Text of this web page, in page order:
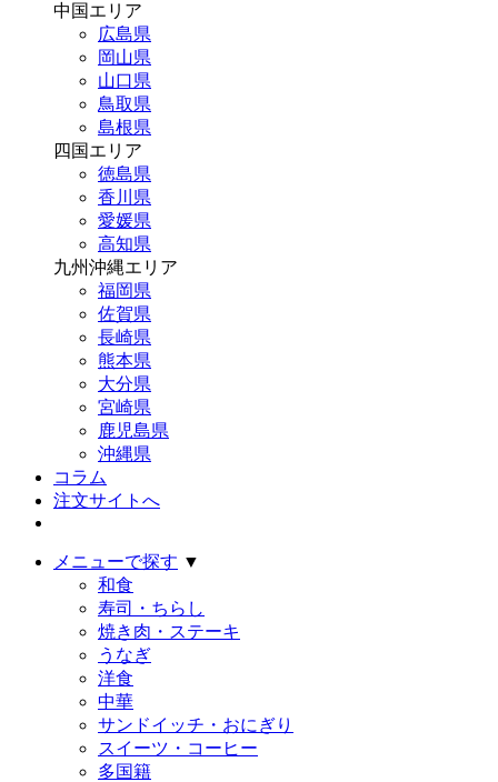
中国エリア
広島県
岡山県
山口県
鳥取県
島根県
四国エリア
徳島県
香川県
愛媛県
高知県
九州沖縄エリア
福岡県
佐賀県
長崎県
熊本県
大分県
宮崎県
鹿児島県
沖縄県
コラム
注文サイトへ
メニューで探す ▼
和食
寿司・ちらし
焼き肉・ステーキ
うなぎ
洋食
中華
サンドイッチ・おにぎり
スイーツ・コーヒー
多国籍